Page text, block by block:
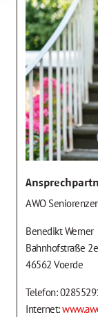
AWO
Benedikt Werner
Bahnhofstraße 2e
46562 Voerde
Telefon:
Internet: